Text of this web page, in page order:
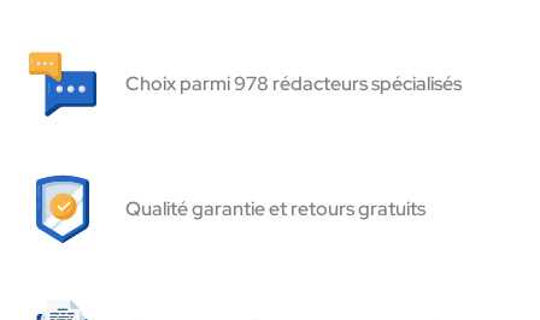
Choix parmi 978 rédacteurs spécialisés
Qualité garantie et retours gratuits